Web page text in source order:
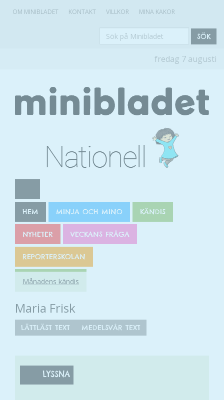
OM MINIBLADET KONTAKT VILLKOR MINA KAKOR
Sök
SÖK
fredag 7 augusti
HEM MINJA OCH MINO KÄNDIS
NYHETER VECKANS FRÅGA
REPORTERSKOLAN
Månadens kändis
Maria Frisk
LÄTTLÄST TEXT MEDELSVÅR TEXT
LYSSNA